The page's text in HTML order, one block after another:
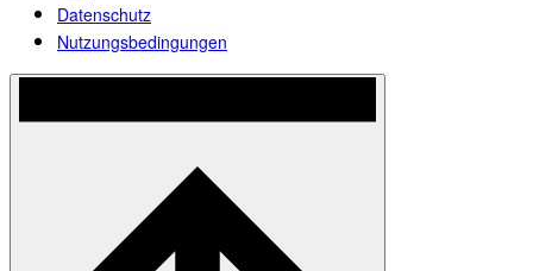
Datenschutz
Nutzungsbedingungen